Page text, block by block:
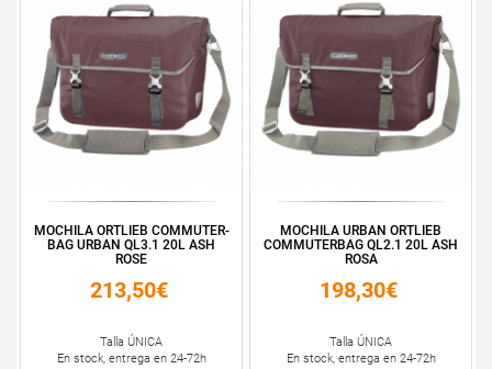
MOCHILA ORTLIEB COMMUTER-
BAG URBAN QL3.1 20L ASH
ROSE
213,50€
Talla ÚNICA
En stock, entrega en 24-72h
MOCHILA URBAN ORTLIEB
COMMUTERBAG QL2.1 20L ASH
ROSA
198,30€
Talla ÚNICA
En stock, entrega en 24-72h